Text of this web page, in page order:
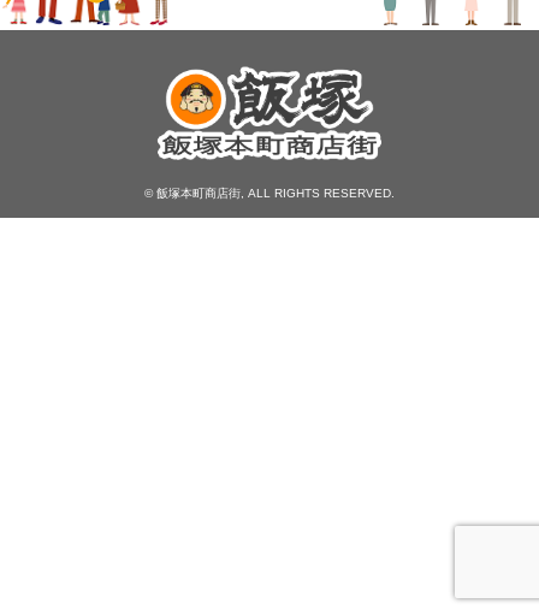
© 飯塚本町商店街, ALL RIGHTS RESERVED.